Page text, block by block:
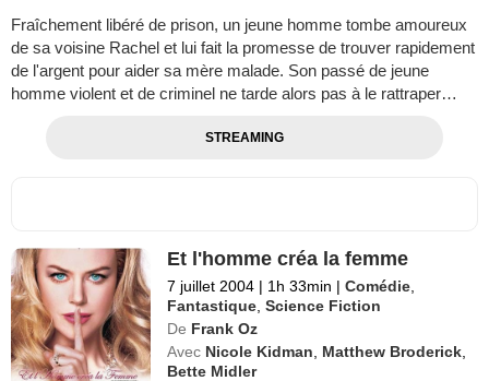
Fraîchement libéré de prison, un jeune homme tombe amoureux
de sa voisine Rachel et lui fait la promesse de trouver rapidement
de l'argent pour aider sa mère malade. Son passé de jeune
homme violent et de criminel ne tarde alors pas à le rattraper…
STREAMING
Et l'homme créa la femme
7 juillet 2004 | 1h 33min | Comédie
Fantastique ,Science Fiction
De Frank Oz
Avec Nicole Kidman Matthew Broderick
Bette Midler